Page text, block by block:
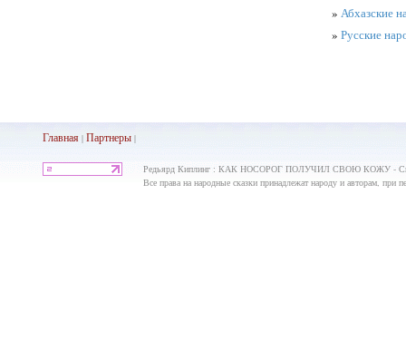
» Абхазские
» Русские
Главная| Партнеры|
Редьярд Киплинг : КАК НОСОРОГ ПОЛУЧИЛ СВОЮ КОЖУ -
Все права на народные сказки принадлежат народу и авторам, при